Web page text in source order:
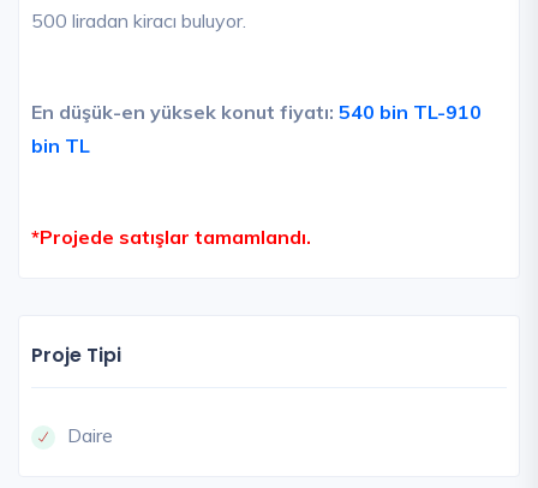
500 liradan kiracı buluyor.
En düşük-en yüksek konut fiyatı: 540 bin TL-910
bin TL
*Projede satışlar tamamlandı.
Proje Tipi
Daire